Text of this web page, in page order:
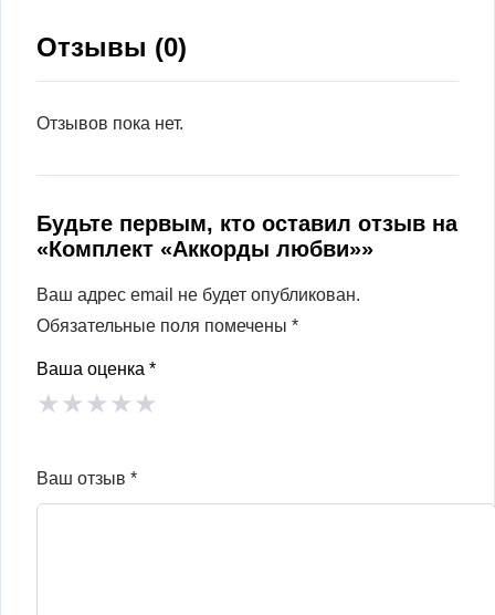
Отзывы (0)
Отзывов пока нет.
Будьте первым, кто оставил отзыв на
«Комплект «Аккорды любви»»
Ваш адрес email не будет опубликован.
Обязательные поля помечены *
Ваша оценка *
★★★★★
Ваш отзыв *